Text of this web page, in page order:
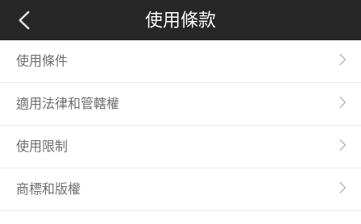
使用條款
使用條件
適用法律和管轄權
使用限制
商標和版權